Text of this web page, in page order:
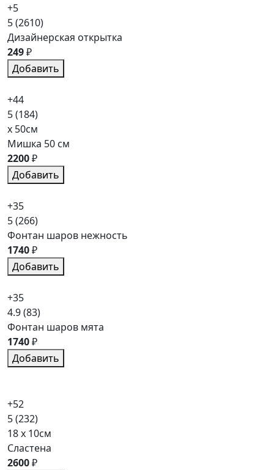
+5
5(2610)
Дизайнерская открытка
249₽
Добавить
+44
5(184)
x 50см
Мишка 50 см
2200₽
Добавить
+35
5(266)
Фонтан шаров нежность
1740₽
Добавить
+35
4.9(83)
Фонтан шаров мята
1740₽
Добавить
+52
5(232)
18 x 10см
Сластена
2600₽